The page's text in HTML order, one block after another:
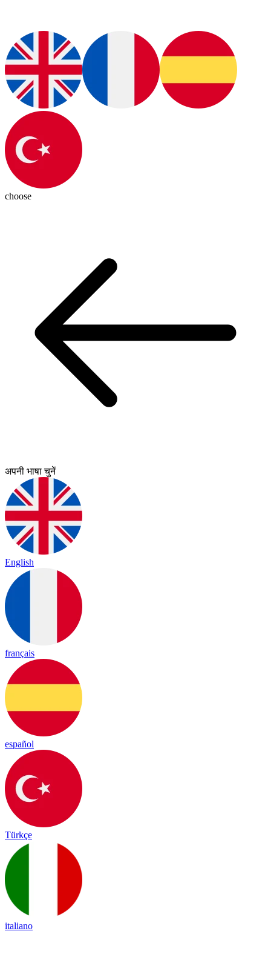
choose
अपनी भाषा चुनें
English
français
español
Türkçe
italiano